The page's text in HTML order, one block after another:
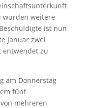
wurden weitere
ist nun
Januar zwei
entwendet zu
am Donnerstag
fünf
mehreren